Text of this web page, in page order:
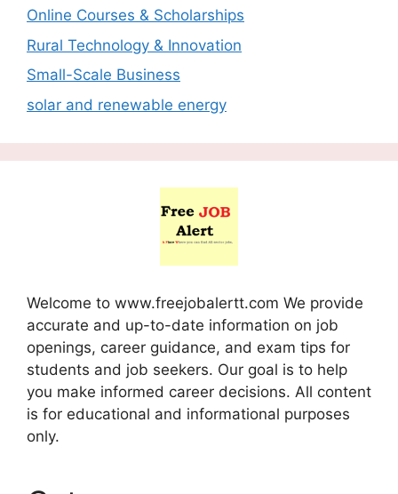
Online Courses & Scholarships
Rural Technology & Innovation
Small-Scale Business
solar and renewable energy
Welcome to www.freejobalertt.com We provide
accurate and up-to-date information on job
openings, career guidance, and exam tips for
students and job seekers. Our goal is to help
you make informed career decisions. All content
is for educational and informational purposes
only.